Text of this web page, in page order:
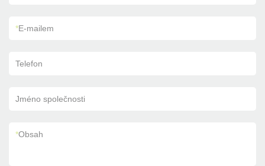
*E-mailem
Telefon
Jméno společnosti
*Obsah